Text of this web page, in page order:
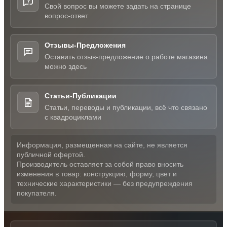
Свой вопрос вы можете задать на странице
вопрос-ответ
Отзывы-Предложения
Оставить отзыв-предложение о работе магазина
можно здесь
Статьи-Публикации
Статьи, переводы и публикации, всё что связано
с квадроциклами
Информация, размещенная на сайте, не является
публичной офертой.
Производитель оставляет за собой право вносить
изменения в товар: конструкцию, форму, цвет и
технические характеристики — без предупреждения
покупателя.